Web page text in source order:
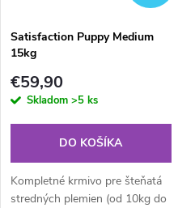
Satisfaction Puppy Medium
15kg
€59,90
Skladom >5 ks
DO KOŠÍKA
Kompletné krmivo pre šteňatá
stredných plemien (od 10kg do